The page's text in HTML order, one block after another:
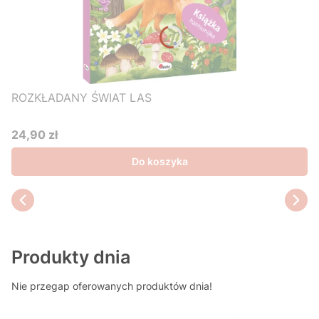
ROZKŁADANY ŚWIAT LAS
Cena
24,90 zł
Do koszyka
Produkty dnia
Nie przegap oferowanych produktów dnia!